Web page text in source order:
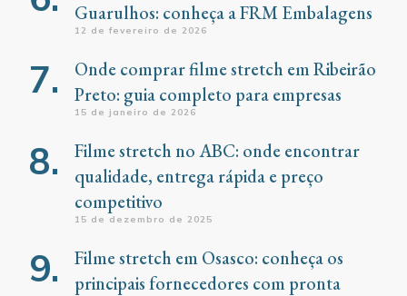
Guarulhos: conheça a FRM Embalagens
12 de fevereiro de 2026
Onde comprar filme stretch em Ribeirão
Preto: guia completo para empresas
15 de janeiro de 2026
Filme stretch no ABC: onde encontrar
qualidade, entrega rápida e preço
competitivo
15 de dezembro de 2025
Filme stretch em Osasco: conheça os
principais fornecedores com pronta